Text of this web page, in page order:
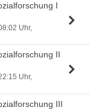
I
Uhr,
II
Uhr,
III